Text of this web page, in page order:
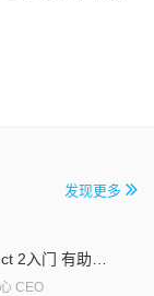
发现更多
CEO